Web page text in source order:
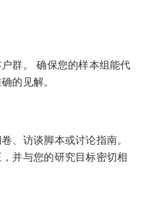
群。 确保您的样本组能代
的见解。
、访谈脚本或讨论指南。
并与您的研究目标密切相